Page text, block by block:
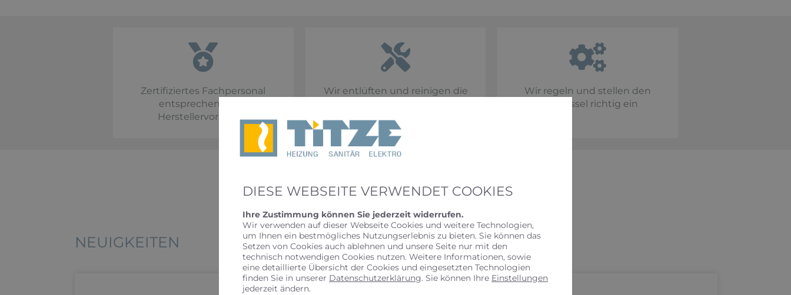
Zertifiziertes Fachpersonal
entsprechend den
Herstellervorgaben
Wir entlüften und reinigen die
Wir regeln und stellen den
Heizkessel richtig ein
NEUIGKEITEN
DIESE WEBSEITE VERWENDET COOKIES
Ihre Zustimmung können Sie jederzeit widerrufen.
Wir verwenden auf dieser Webseite Cookies und weitere Technologien,
um Ihnen ein bestmögliches Nutzungserlebnis zu bieten. Sie können das
Setzen von Cookies auch ablehnen und unsere Seite nur mit den
technisch notwendigen Cookies nutzen. Weitere Informationen, sowie
eine detaillierte Übersicht der Cookies und eingesetzten Technologien
finden Sie in unserer Datenschutzerklärung. Sie können Ihre Einstellungen
jederzeit ändern.